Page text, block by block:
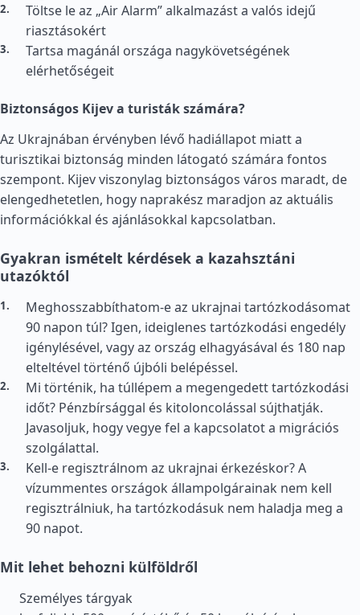
Töltse le az „Air Alarm” alkalmazást a valós idejű
riasztásokért
Tartsa magánál országa nagykövetségének
elérhetőségeit
Biztonságos Kijev a turisták számára?
Az Ukrajnában érvényben lévő hadiállapot miatt a
turisztikai biztonság minden látogató számára fontos
szempont. Kijev viszonylag biztonságos város maradt, de
elengedhetetlen, hogy naprakész maradjon az aktuális
információkkal és ajánlásokkal kapcsolatban.
Gyakran ismételt kérdések a kazahsztáni
utazóktól
Meghosszabbíthatom-e az ukrajnai tartózkodásomat
90 napon túl? Igen, ideiglenes tartózkodási engedély
igénylésével, vagy az ország elhagyásával és 180 nap
elteltével történő újbóli belépéssel.
Mi történik, ha túllépem a megengedett tartózkodási
időt? Pénzbírsággal és kitoloncolással sújthatják.
Javasoljuk, hogy vegye fel a kapcsolatot a migrációs
szolgálattal.
Kell-e regisztrálnom az ukrajnai érkezéskor? A
vízummentes országok állampolgárainak nem kell
regisztrálniuk, ha tartózkodásuk nem haladja meg a
90 napot.
Mit lehet behozni külföldről
Személyes tárgyak